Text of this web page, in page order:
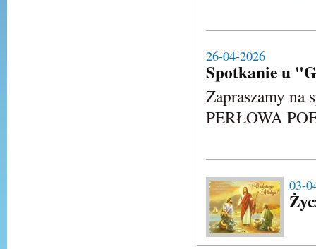
26-04-2026
Spotkanie u
Zapraszamy na
PERŁOWA
03-